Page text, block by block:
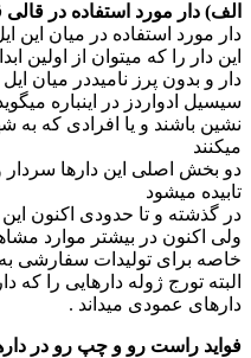
الف) دار مورد استفاده در
دار مورد استفاده در میان این
این دار را که میتوان از
دار و بدون پرز نامیددر میان
سیسیل ادواردز در اینباره
نشین باشند و یا افرادی که به
میکنند
دو بخش اصلی این دارها سردار
تابیده میشود
در گذشته و تا حدودی اکنون
ولی اکنون در بیشتر موارد
خاصه برای تولیدات سفارشی
البته تورج ژوله دارهایی را
دارهای عمودی میداند .
فواید راست رو و چپ رو در